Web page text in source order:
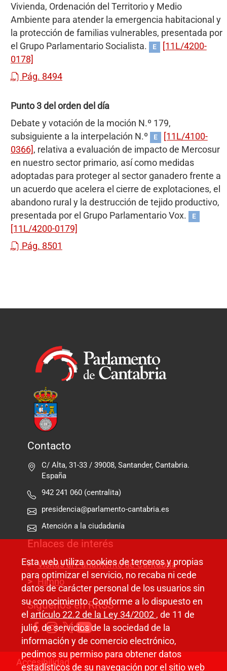
Vivienda, Ordenación del Territorio y Medio
Ambiente para atender la emergencia habitacional y
la protección de familias vulnerables, presentada por
el Grupo Parlamentario Socialista.
E
[11L/4200-
0178]
Pág. 8494
Punto 3 del orden del día
Debate y votación de la moción N.º 179,
subsiguiente a la interpelación N.º
E
[11L/4100-
0366] , relativa a evaluación de impacto de Mercosur
en nuestro sector primario, así como medidas
adoptadas para proteger al sector ganadero frente a
un acuerdo que acelera el cierre de explotaciones, el
abandono rural y la destrucción de tejido productivo,
presentada por el Grupo Parlamentario Vox.
E
[11L/4200-0179]
Pág. 8501
Contacto
C/ Alta, 31-33 / 39008, Santander, Cantabria.
España
942 241 060 (centralita)
presidencia@parlamento-cantabria.es
Atención a la ciudadanía
Enlaces de interés
Visitas al Parlamento de Cantabria
Himno
Síguenos en RRSS
Pie de página
Accesibilidad
Esta web utiliza cookies de terceros y propias
para optimizar el servicio, no recaba ni cede
datos de carácter personal de los usuarios sin
su conocimiento. Conforme a lo dispuesto en
el artículo 22.2 de la Ley 34/2002 , de 11 de
julio, de servicios de la sociedad de la
información y de comercio electrónico,
pedimos su permiso para obtener datos
estadísticos de su navegación por el sitio web